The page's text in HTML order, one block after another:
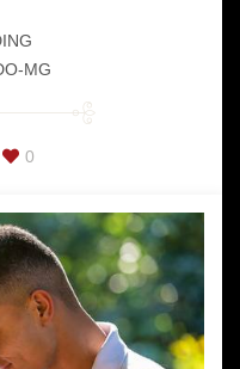
MG
0